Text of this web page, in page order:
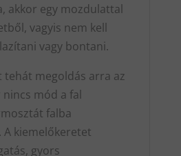
akkor egy mozdulattal
vagyis nem kell
vagy bontani.
tehát megoldás arra az
mód a fal
falba
A kiemelőkeretet
gyors